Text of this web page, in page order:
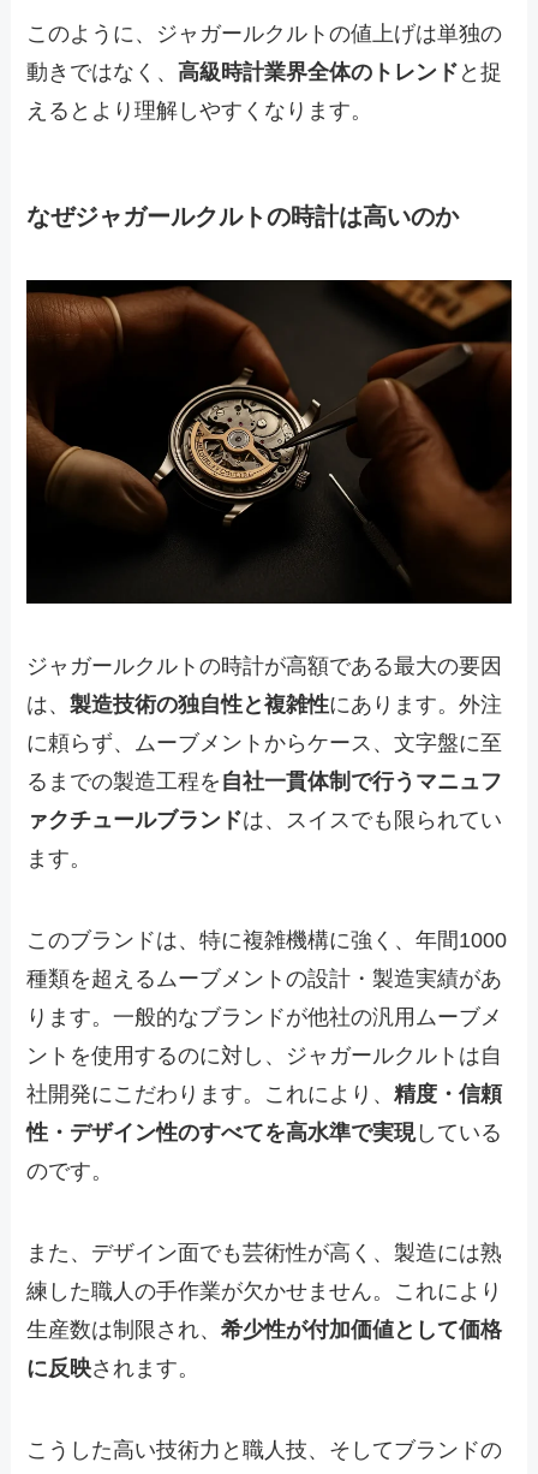
このように、ジャガールクルトの値上げは単独の
動きではなく、高級時計業界全体のトレンド と捉
えるとより理解しやすくなります。
なぜジャガールクルトの時計は高いのか
ジャガールクルトの時計が高額である最大の要因
は、製造技術の独自性と複雑性にあります。外注
に頼らず、ムーブメントからケース、文字盤に至
るまでの製造工程を 自社一貫体制で行うマニュフ
ァクチュールブランドは、スイスでも限られてい
ます。
このブランドは、特に複雑機構に強く、年間1000
種類を超えるムーブメントの設計・製造実績があ
ります。一般的なブランドが他社の汎用ムーブメ
ントを使用するのに対し、ジャガールクルトは自
社開発にこだわります。これにより、精度・信頼
性・デザイン性のすべてを高水準で実現している
のです。
また、デザイン面でも芸術性が高く、製造には熟
練した職人の手作業が欠かせません。これにより
生産数は制限され、希少性が付加価値として価格
に反映されます。
こうした高い技術力と職人技、そしてブランドの